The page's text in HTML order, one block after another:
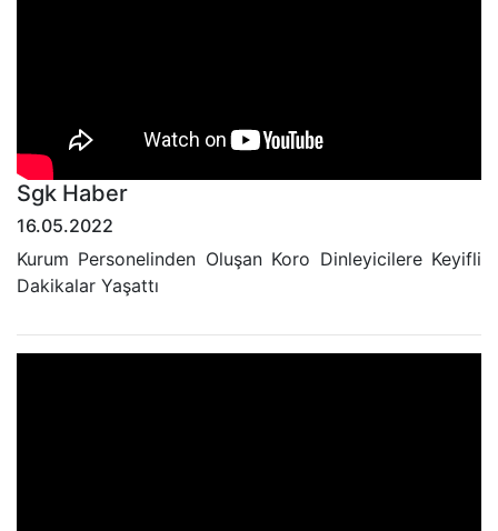
Sgk Haber
16.05.2022
Kurum Personelinden Oluşan Koro Dinleyicilere Keyifli
Dakikalar Yaşattı